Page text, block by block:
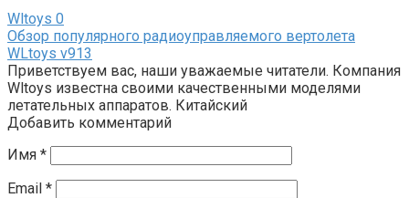
Wltoys 0
Обзор популярного радиоуправляемого вертолета
WLtoys v913
Приветствуем вас, наши уважаемые читатели. Компания
Wltoys известна своими качественными моделями
летательных аппаратов. Китайский
Добавить комментарий
Имя *
Email *